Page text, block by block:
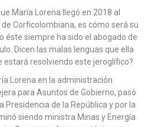
María Lorena llegó en 2018 al
Corficolombiana, es cómo será su
éste siempre ha sido el abogado de
Dicen las malas lenguas que ella
estará resolviendo este jeroglífico?
Lorena en la administración
para Asuntos de Gobierno, pasó
Presidencia de la República y por la
siendo ministra Minas y Energía